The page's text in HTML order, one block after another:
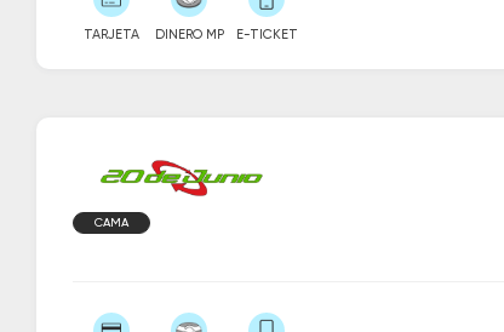
TARJETA DINERO MP E-TICKET
CAMA